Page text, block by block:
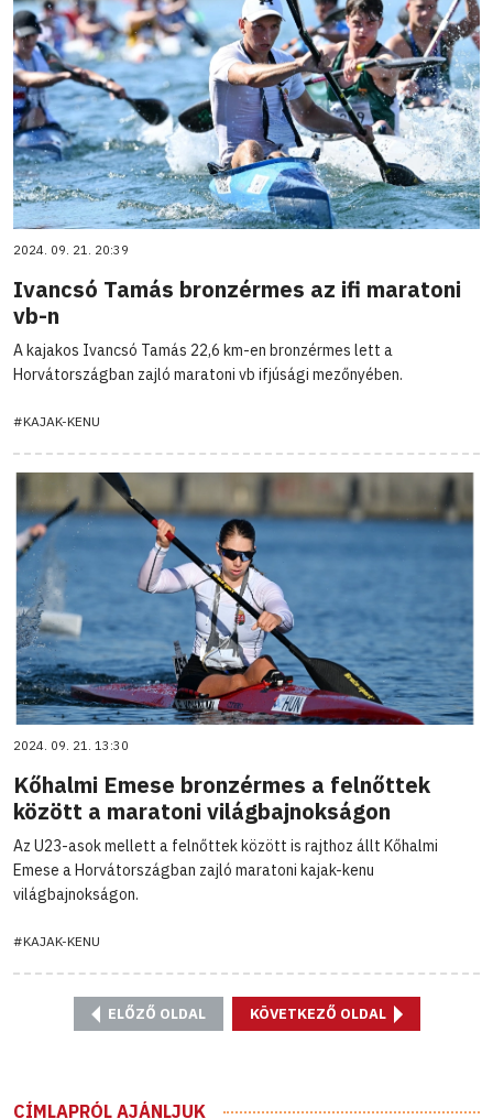
2024. 09. 21. 20:39
Ivancsó Tamás bronzérmes az ifi maratoni
vb-n
A kajakos Ivancsó Tamás 22,6 km-en bronzérmes lett a
Horvátországban zajló maratoni vb ifjúsági mezőnyében.
#KAJAK-KENU
2024. 09. 21. 13:30
Kőhalmi Emese bronzérmes a felnőttek
között a maratoni világbajnokságon
Az U23-asok mellett a felnőttek között is rajthoz állt Kőhalmi
Emese a Horvátországban zajló maratoni kajak-kenu
világbajnokságon.
#KAJAK-KENU
ELŐZŐ OLDAL KÖVETKEZŐ OLDAL
CÍMLAPRÓL AJÁNLJUK